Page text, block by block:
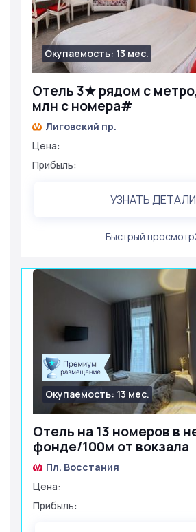
Отель 3★ рядом с
млн с номера#
Окупаемость: 13 мес.
Лиговский пр.
Цена:
Прибыль:
УЗНАТЬ ДЕТАЛИ
Быстрый просмотр
Отель на 13 номеров в
фонде/100м от вокзала
Окупаемость: 13 мес.
Пл. Восстания
Цена:
Прибыль: